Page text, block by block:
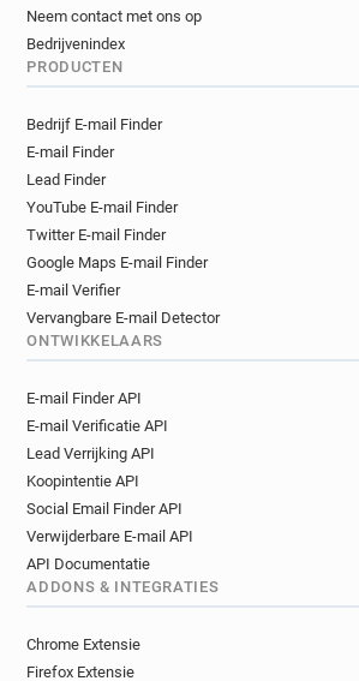
Neem contact met ons op
Bedrijvenindex
PRODUCTEN
Bedrijf E-mail Finder
E-mail Finder
Lead Finder
YouTube E-mail Finder
Twitter E-mail Finder
Google Maps E-mail Finder
E-mail Verifier
Vervangbare E-mail Detector
ONTWIKKELAARS
E-mail Finder API
E-mail Verificatie API
Lead Verrijking API
Koopintentie API
Social Email Finder API
Verwijderbare E-mail API
API Documentatie
ADDONS & INTEGRATIES
Chrome Extensie
Firefox Extensie